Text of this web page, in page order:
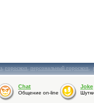
,гороскоп,персональный гороскоп,
Chat
Общение on-line
Joke